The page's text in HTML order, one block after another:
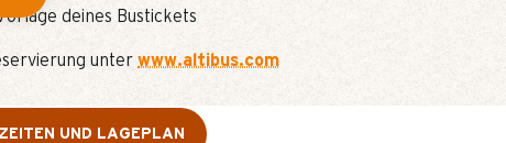
deines Bustickets
unter www.altibus.com
UND LAGEPLAN